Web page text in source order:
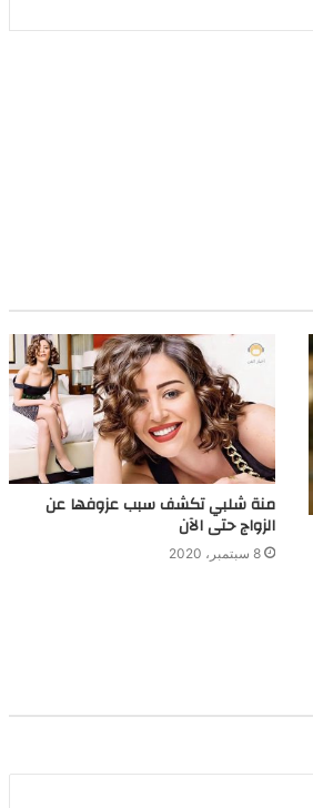
منة شلبي تكشف سبب عزوفها عن
الزواج حتى الآن
8 سبتمبر، 2020